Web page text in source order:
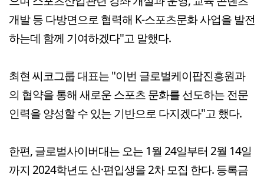
개발 등 다방면으로 협력해 K-스포츠문화 사업을 발전
하는데 함께 기여하겠다"고 말했다.
최현 씨코그룹 대표는 "이번 글로벌케이팝진흥원과
의 협약을 통해 새로운 스포츠 문화를 선도하는 전문
인력을 양성할 수 있는 기반으로 다지겠다"고 했다.
한편, 글로벌사이버대는 오는 1월 24일부터 2월 14일
까지 2024학년도 신·편입생을 2차 모집 한다. 등록금